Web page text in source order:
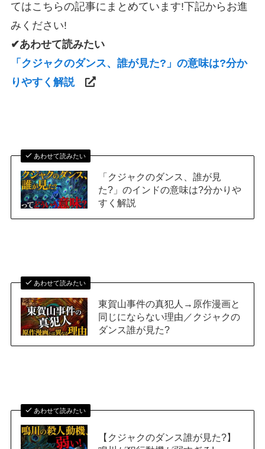
てはこちらの記事にまとめています!下記からお進
みください!
✔あわせて読みたい
「クジャクのダンス、誰が見た?」の意味は?分か
りやすく解説
あわせて読みたい
「クジャクのダンス、誰が見
た?」のインドの意味は?分かりや
すく解説
あわせて読みたい
東賀山事件の真犯人→原作漫画と
同じにならない理由／クジャクの
ダンス誰が見た?
あわせて読みたい
【クジャクのダンス誰が見た?】